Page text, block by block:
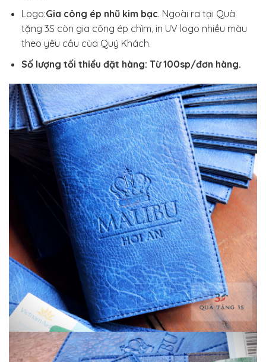
Logo:Gia công ép nhũ kim bạc. Ngoài ra tại Quà
tặng 3S còn gia công ép chìm, in UV logo nhiều màu
theo yêu cầu của Quý Khách.
Số lượng tối thiểu đặt hàng: Từ 100sp/đơn hàng.